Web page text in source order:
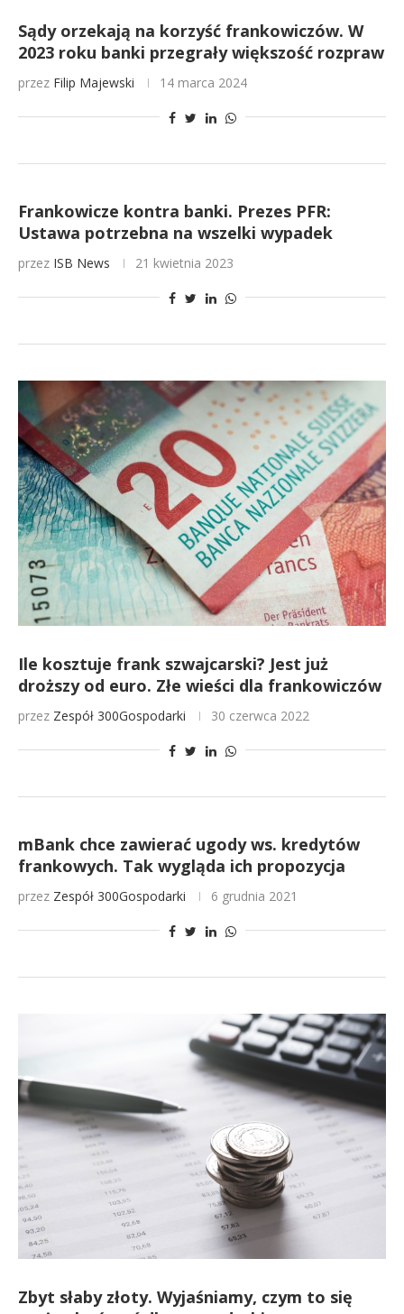
Sądy orzekają na korzyść frankowiczów. W
2023 roku banki przegrały większość rozpraw
przez Filip Majewski 14 marca 2024
Frankowicze kontra banki. Prezes PFR:
Ustawa potrzebna na wszelki wypadek
przez ISB News 21 kwietnia 2023
Ile kosztuje frank szwajcarski? Jest już
droższy od euro. Złe wieści dla frankowiczów
przez Zespół 300Gospodarki 30 czerwca 2022
mBank chce zawierać ugody ws. kredytów
frankowych. Tak wygląda ich propozycja
przez Zespół 300Gospodarki 6 grudnia 2021
Zbyt słaby złoty. Wyjaśniamy, czym to się